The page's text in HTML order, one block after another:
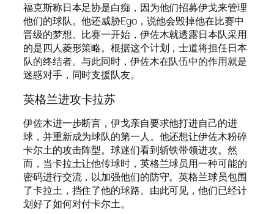
福克斯称日本足协是白痴，因为他们招募伊戈来管理
他们的球队。他还威胁Ego，说他会毁掉他在比赛中
晋级的梦想。比赛一开始，伊佐木就透露日本队采用
的是四人菱形策略。根据这个计划，士道将担任日本
队的终结者。与此同时，伊佐木在队伍中的作用就是
迷惑对手，同时支援队友。
英格兰进攻卡拉苏
伊佐木进一步断言，伊戈亲自要求他打进自己的进
球，并重新成为球队的第一人。他还想让伊佐木粉碎
卡尔土的攻击阵型。球迷们看到斩铁带领进攻。然
而，当卡拉土让他传球时，英格兰球员用一种可能的
密码进行交流，以加强他们的防守。英格兰球员包围
了卡拉土，挡住了他的球路。由此可见，他们已经计
划好了如何对付卡尔土。